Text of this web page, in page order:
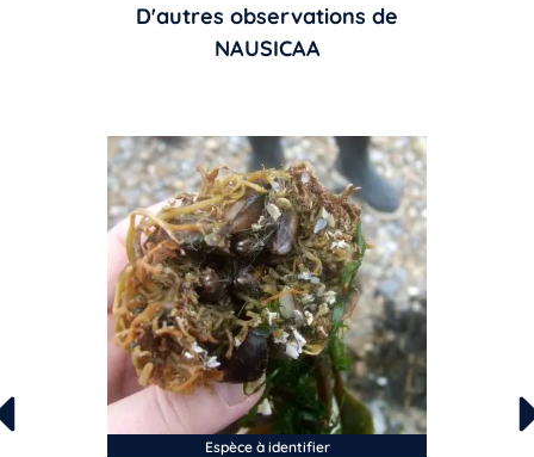
D'autres observations de
NAUSICAA
Espèce à identifier